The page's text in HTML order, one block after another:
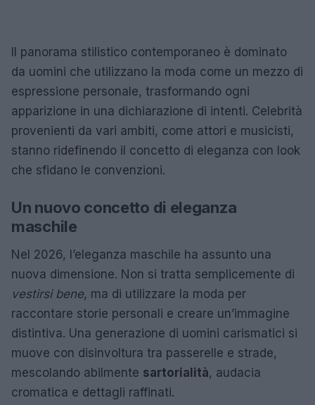
Il panorama stilistico contemporaneo è dominato
da uomini che utilizzano la moda come un mezzo di
espressione personale, trasformando ogni
apparizione in una dichiarazione di intenti. Celebrità
provenienti da vari ambiti, come attori e musicisti,
stanno ridefinendo il concetto di eleganza con look
che sfidano le convenzioni.
Un nuovo concetto di eleganza
maschile
Nel 2026, l’eleganza maschile ha assunto una
nuova dimensione. Non si tratta semplicemente di
vestirsi bene, ma di utilizzare la moda per
raccontare storie personali e creare un’immagine
distintiva. Una generazione di uomini carismatici si
muove con disinvoltura tra passerelle e strade,
mescolando abilmente sartorialità, audacia
cromatica e dettagli raffinati.